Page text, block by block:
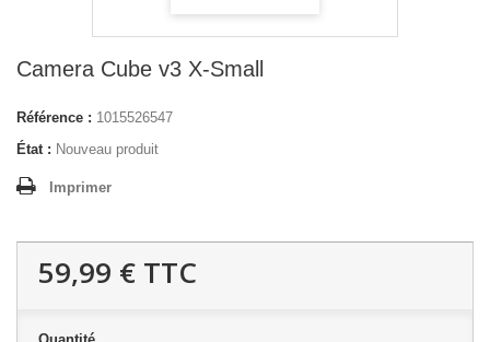
Camera Cube v3 X-Small
Référence : 1015526547
État : Nouveau produit
Imprimer
59,99 € TTC